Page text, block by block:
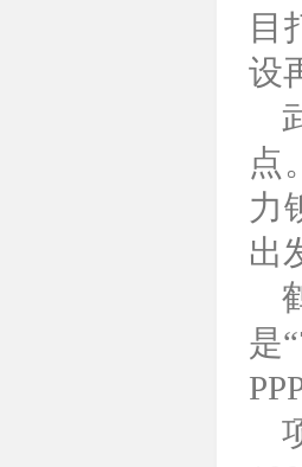
目
设
点
力
出
是